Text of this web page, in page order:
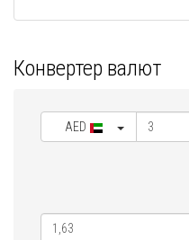
Конвертер валют
AED